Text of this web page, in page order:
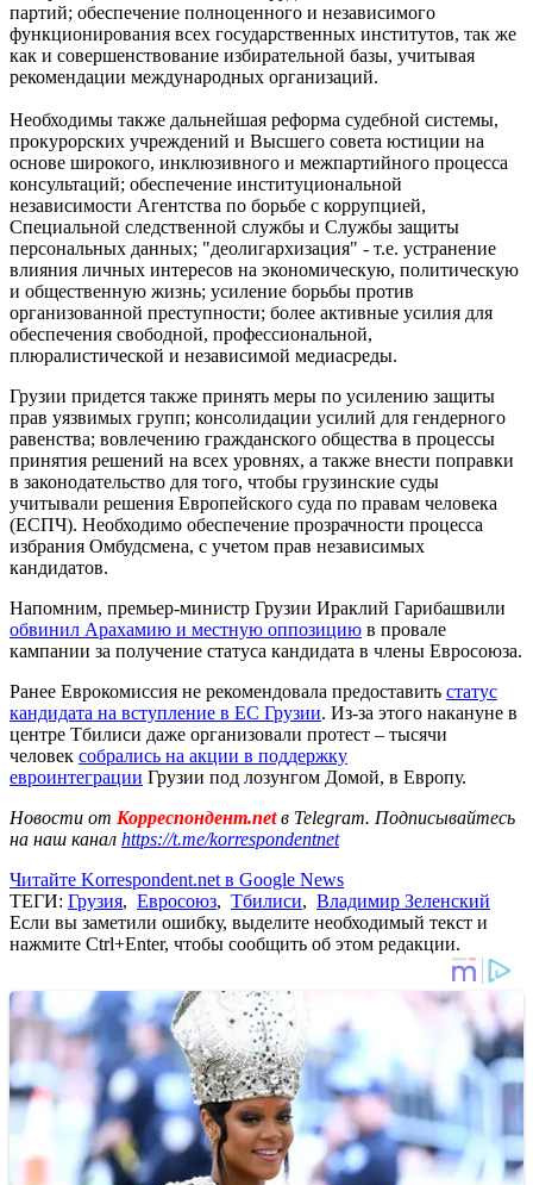
партий; обеспечение полноценного и независимого
функционирования всех государственных институтов, так же
как и совершенствование избирательной базы, учитывая
рекомендации международных организаций.
Необходимы также дальнейшая реформа судебной системы,
прокурорских учреждений и Высшего совета юстиции на
основе широкого, инклюзивного и межпартийного процесса
консультаций; обеспечение институциональной
независимости Агентства по борьбе с коррупцией,
Специальной следственной службы и Службы защиты
персональных данных; "деолигархизация" - т.е. устранение
влияния личных интересов на экономическую, политическую
и общественную жизнь; усиление борьбы против
организованной преступности; более активные усилия для
обеспечения свободной, профессиональной,
плюралистической и независимой медиасреды.
Грузии придется также принять меры по усилению защиты
прав уязвимых групп; консолидации усилий для гендерного
равенства; вовлечению гражданского общества в процессы
принятия решений на всех уровнях, а также внести поправки
в законодательство для того, чтобы грузинские суды
учитывали решения Европейского суда по правам человека
(ЕСПЧ). Необходимо обеспечение прозрачности процесса
избрания Омбудсмена, с учетом прав независимых
кандидатов.
Напомним, премьер-министр Грузии Ираклий Гарибашвили
обвинил Арахамию и местную оппозицию в провале
кампании за получение статуса кандидата в члены Евросоюза.
Ранее Еврокомиссия не рекомендовала предоставить статус
кандидата на вступление в ЕС Грузии. Из-за этого накануне в
центре Тбилиси даже организовали протест – тысячи
человек собрались на акции в поддержку
евроинтеграции Грузии под лозунгом Домой, в Европу.
Новости от Корреспондент.netв Telegram. Подписывайтесь
на наш канал https://t.me/korrespondentnet
Читайте Korrespondent.net в Google News
ТЕГИ: Грузия, Евросоюз, Тбилиси, Владимир Зеленский
Если вы заметили ошибку, выделите необходимый текст и
нажмите Ctrl+Enter, чтобы сообщить об этом редакции.